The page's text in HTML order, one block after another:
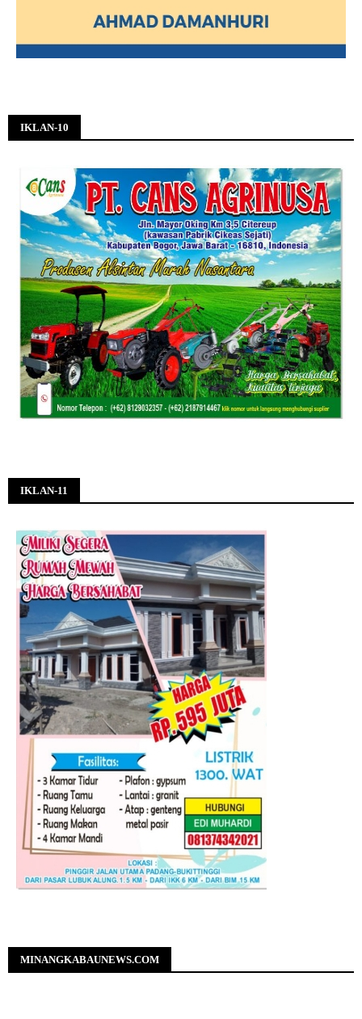
IKLAN-10
IKLAN-11
MINANGKABAUNEWS.COM